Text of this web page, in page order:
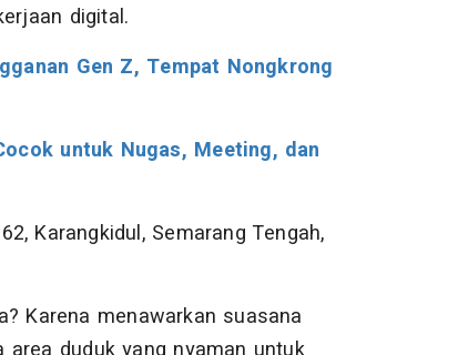
digital.
Gen Z, Tempat Nongkrong
untuk Nugas, Meeting, dan
Karangkidul, Semarang Tengah,
Karena menawarkan suasana